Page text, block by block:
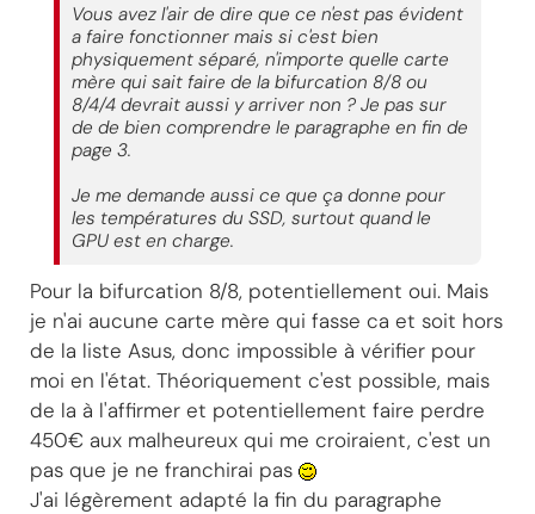
Vous avez l'air de dire que ce n'est pas évident
a faire fonctionner mais si c'est bien
physiquement séparé, n'importe quelle carte
mère qui sait faire de la bifurcation 8/8 ou
8/4/4 devrait aussi y arriver non ? Je pas sur
de de bien comprendre le paragraphe en fin de
page 3.
Je me demande aussi ce que ça donne pour
les températures du SSD, surtout quand le
GPU est en charge.
Pour la bifurcation 8/8, potentiellement oui. Mais
je n'ai aucune carte mère qui fasse ca et soit hors
de la liste Asus, donc impossible à vérifier pour
moi en l'état. Théoriquement c'est possible, mais
de la à l'affirmer et potentiellement faire perdre
450€ aux malheureux qui me croiraient, c'est un
pas que je ne franchirai pas
J'ai légèrement adapté la fin du paragraphe